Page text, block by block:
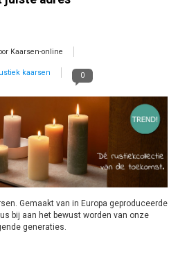
Kaarsen-online
kaarsen 0
Gemaakt van in Europa geproduceerde
bij aan het bewust worden van onze
generaties.